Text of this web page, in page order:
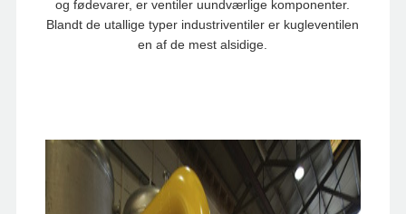
og fødevarer, er ventiler uundværlige komponenter.
Blandt de utallige typer industriventiler er kugleventilen
en af ​​de mest alsidige.